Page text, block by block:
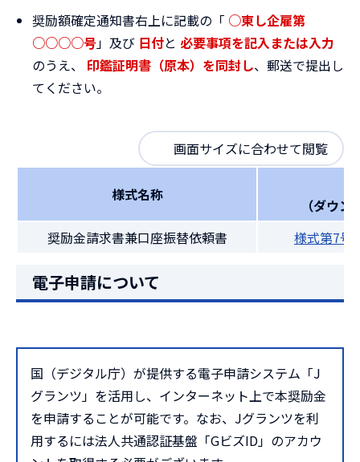
奨励額確定通知書右上に記載の「 ○東し企雇第
○○○○号」及び 日付と 必要事項を記入または入力
のうえ、 印鑑証明書（原本）を同封し、郵送で提出し
てください。
画面サイズに合わせて閲覧
様式名称
（ダウ
奨励金請求書兼口座振替依頼書
様式第7号
電子申請について
国（デジタル庁）が提供する電子申請システム「J
グランツ」を活用し、インターネット上で本奨励金
を申請することが可能です。なお、Jグランツを利
用するには法人共通認証基盤「GビズID」のアカウ